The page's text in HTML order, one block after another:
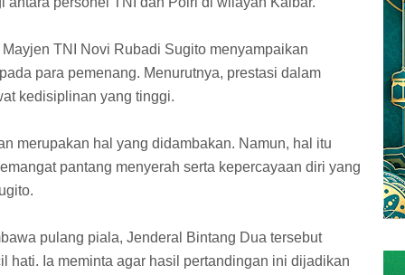
TNI Novi Rubadi Sugito menyampaikan
para pemenang. Menurutnya, prestasi dalam
kedisiplinan yang tinggi.
merupakan hal yang didambakan. Namun, hal itu
pantang menyerah serta kepercayaan diri yang
pulang piala, Jenderal Bintang Dua tersebut
hati. Ia meminta agar hasil pertandingan ini dijadikan